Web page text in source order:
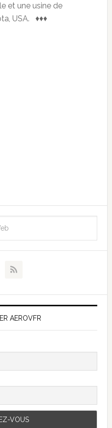
et une usine de
USA. ♦♦♦
AEROVFR